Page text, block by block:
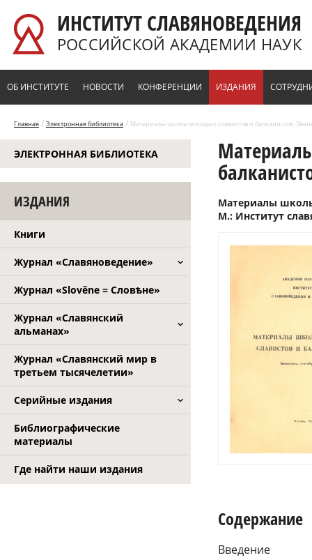
ИНСТИТУТ СЛАВЯНОВЕДЕНИЯ
РОССИЙСКОЙ АКАДЕМИИ НАУК
ОБ ИНСТИТУТЕ НОВОСТИ КОНФЕРЕНЦИИ ИЗДАНИЯ
Главная / Электронная библиотека / Материалы школы молодых славистов и балканистов.
ЭЛЕКТРОННАЯ БИБЛИОТЕКА
ИЗДАНИЯ
Книги
Журнал «Славяноведение»
Журнал «Slověne = Словѣне»
Журнал «Славянский
альманах»
Журнал «Славянский мир в
третьем тысячелетии»
Серийные издания
Библиографические
материалы
Где найти наши издания
Материалы
М.: Институт
Содержание
Введение